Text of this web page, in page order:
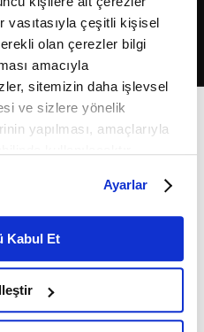
vasıtasıyla çeşitli kişisel
olan çerezler bilgi
amacıyla
sitemizin daha işlevsel
ve sizlere yönelik
yapılması, amaçlarıyla
detaylı bilgi için
Çerez Bilgilendirme
Kanunu uyarınca
kapsamında
ile ilgili daha
Ayarlar
Kabul Et